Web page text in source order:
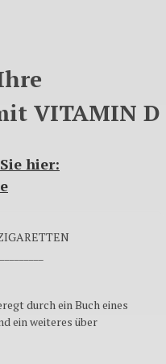
VITAMIN D
hier:
durch ein Buch eines
ein weiteres über